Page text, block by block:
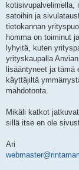
kotisivupalvelimella,
satoihin ja
tietokannan
homma on toiminut
lyhyitä, kuten
yrityskaupalla
lisääntyneet ja
käyttäjiltä
mahdotonta.
Mikäli katkot
sillä itse en ole
Ari